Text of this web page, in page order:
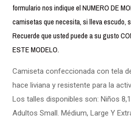
formulario nos indique el NUMERO DE
camisetas que necesita, si lleva escudo,
Recuerde que usted puede a su gusto
ESTE MODELO.
Camiseta confeccionada con tela
hace liviana y resistente para la
Los talles disponibles son: Niños
Adultos Small. Médium, Large Y